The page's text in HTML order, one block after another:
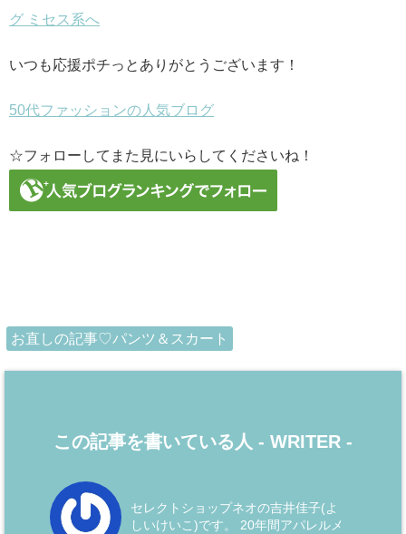
いつも応援ポチっとありがとうございます！
50代ファッションの人気ブログ
☆フォローしてまた見にいらしてくださいね！
お直しの記事♡パンツ＆スカート
この記事を書いている人 - WRITER -
セレクトショップネオの吉井佳子(よ
しいけいこ)です。 20年間アパレルメ